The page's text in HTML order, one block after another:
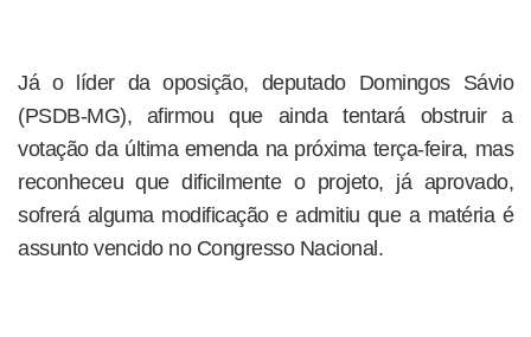
Já o líder da oposição, deputado Domingos Sávio
(PSDB-MG), afirmou que ainda tentará obstruir a
votação da última emenda na próxima terça-feira, mas
reconheceu que dificilmente o projeto, já aprovado,
sofrerá alguma modificação e admitiu que a matéria é
assunto vencido no Congresso Nacional.